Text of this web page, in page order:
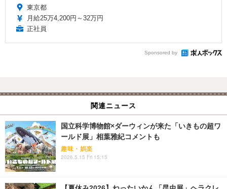
東京都
月給25万4,200円～32万円
正社員
Sponsored by
関連ニュース
国立科学博物館×ダーウィンが来た「いきもの超ワ
ールド展」相葉雅紀コメントも
趣味・娯楽
2026.5.15 Fri 15:15